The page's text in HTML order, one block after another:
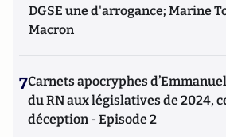
DGSE une d'arrogance; Marine
Macron
7Carnets apocryphes
du RN aux législatives de 2024,
déception - Episode 2